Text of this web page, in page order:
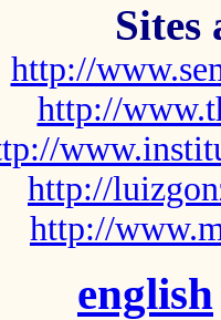
Sites
http://
http://
http://
http://
english